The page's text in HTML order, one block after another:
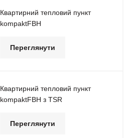
Квартирний тепловий пункт
kompaktFBH
Переглянути
Квартирний тепловий пункт
kompaktFBH з TSR
Переглянути